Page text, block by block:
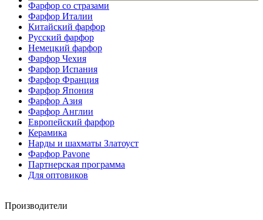
Фарфор со стразами
Фарфор Италии
Китайский фарфор
Русский фарфор
Немецкий фарфор
Фарфор Чехия
Фарфор Испания
Фарфор Франция
Фарфор Япония
Фарфор Азия
Фарфор Англии
Европейский фарфор
Керамика
Нарды и шахматы Златоуст
Фарфор Pavone
Партнерская программа
Для оптовиков
Производители